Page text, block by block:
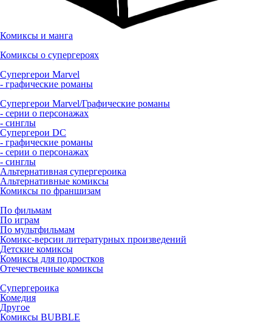
Комиксы и манга
Комиксы о супергероях
Супергерои Marvel
- графические романы
Супергерои Marvel/Графические романы
- серии о персонажах
- синглы
Супергерои DC
- графические романы
- серии о персонажах
- синглы
Альтернативная супергероика
Альтернативные комиксы
Комиксы по франшизам
По фильмам
По играм
По мультфильмам
Комикс-версии литературных произведений
Детские комиксы
Комиксы для подростков
Отечественные комиксы
Супергероика
Комедия
Другое
Комиксы BUBBLE